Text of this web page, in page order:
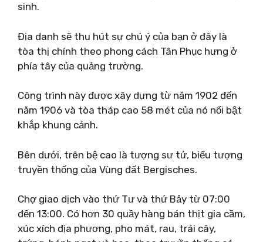
sinh.
Địa danh sẽ thu hút sự chú ý của bạn ở đây là
tòa thị chính theo phong cách Tân Phục hưng ở
phía tây của quảng trường.
Công trình này được xây dựng từ năm 1902 đến
năm 1906 và tòa tháp cao 58 mét của nó nổi bật
khắp khung cảnh.
Bên dưới, trên bệ cao là tượng sư tử, biểu tượng
truyền thống của Vùng đất Bergisches.
Chợ giao dịch vào thứ Tư và thứ Bảy từ 07:00
đến 13:00. Có hơn 30 quầy hàng bán thịt gia cầm,
xúc xích địa phương, pho mát, rau, trái cây,